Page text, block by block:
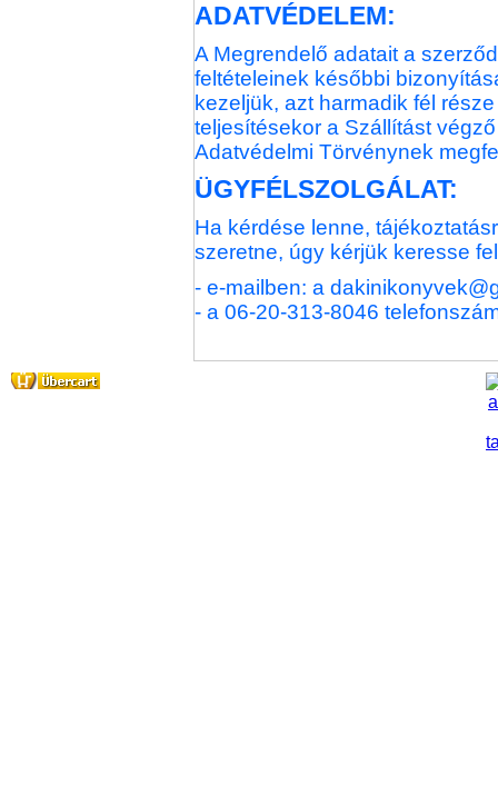
ADATVÉDELEM:
A Megrendelő adatait a
feltételeinek későbbi
kezeljük, azt harmadik fél
teljesítésekor a Szállítást
Adatvédelmi Törvénynek
ÜGYFÉLSZOLGÁLAT:
Ha kérdése lenne,
szeretne, úgy kérjük keresse
- e-mailben: a
- a 06-20-313-8046